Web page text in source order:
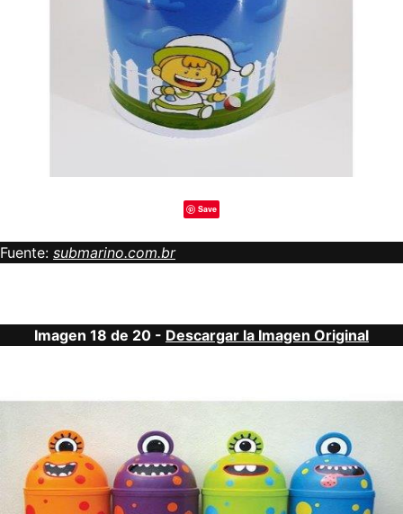
Save
Fuente: submarino.com.br
Imagen 18 de 20 - Descargar la Imagen Original